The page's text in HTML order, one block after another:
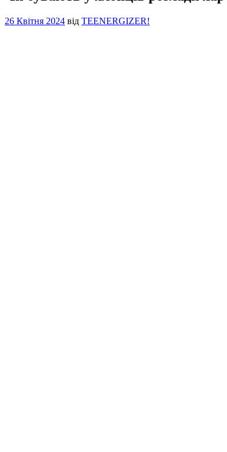
26 Квітня 2024 від TEENERGIZER!